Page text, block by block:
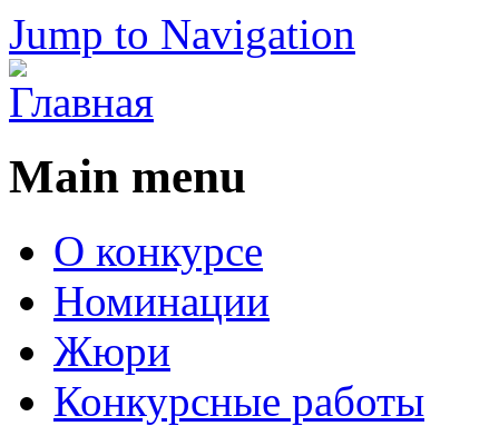
Jump to Navigation
Main menu
О конкурсе
Номинации
Жюри
Конкурсные работы